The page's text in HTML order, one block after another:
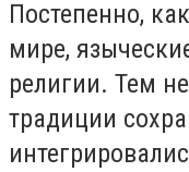
Постепенно,
мире,
религии. Тем
традиции